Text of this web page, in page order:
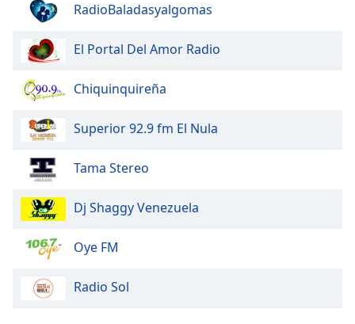
RadioBaladasyalgomas
El Portal Del Amor Radio
Chiquinquireña
Superior 92.9 fm El Nula
Tama Stereo
Dj Shaggy Venezuela
Oye FM
Radio Sol